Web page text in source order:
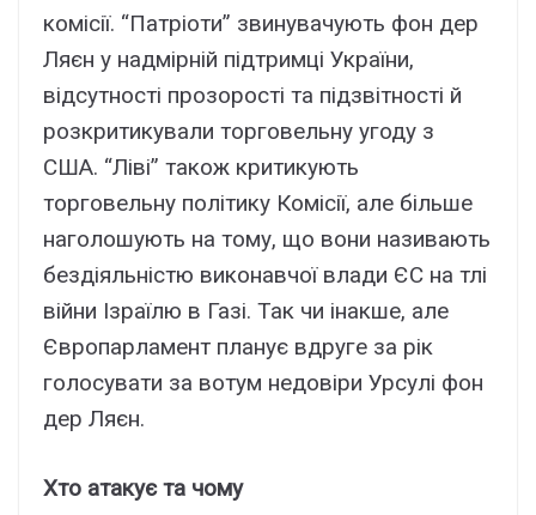
комісії. “Патріоти” звинувачують фон дер
Ляєн у надмірній підтримці України,
відсутності прозорості та підзвітності й
розкритикували торговельну угоду з
США. “Ліві” також критикують
торговельну політику Комісії, але більше
наголошують на тому, що вони називають
бездіяльністю виконавчої влади ЄС на тлі
війни Ізраїлю в Газі. Так чи інакше, але
Європарламент планує вдруге за рік
голосувати за вотум недовіри Урсулі фон
дер Ляєн.
Хто атакує та чому